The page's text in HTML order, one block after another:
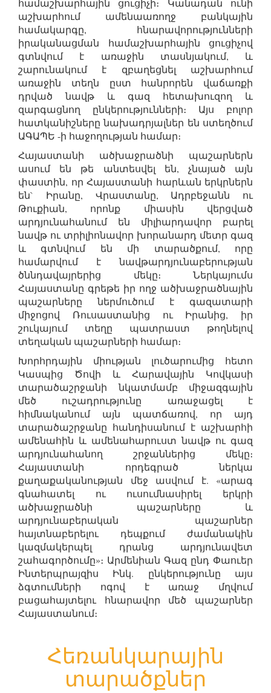
համաշխարհային ցուցիչի։ Կանադան ունի
աշխարհում ամենաառողջ բանկային
համակարգը, հնարավորությունների
իրականացման համաշխարհային ցուցիչով
գտնվում է առաջին տասնյակում, և
շարունակում է զբաղեցնել աշխարհում
առաջին տեղն ըստ հանրորեն վաճառքի
դրված նավթ և գազ հետախուզող և
զարգացնող ընկերությունների։ Այս բոլոր
հատկանիշները նախադրյալներ են ստեղծում
ԱԳԱՊԵ -ի հաջողության համար։
Հայաստանի ածխաջրածնի պաշարներն
ասում են թե անտեսվել են, չնայած այն
փաստին, որ Հայաստանի հարևան երկրներն
են` Իրանը, Վրաստանը, Ադրբեջանն ու
Թուքիան, որոնք միասին վերցված
արդյունահանում են միլիարդավոր բարել
նավթ ու տրիլիոնավոր խորանարդ մետր գազ
և գտնվում են մի տարածքում, որը
համարվում է նավթարդյունաբերության
ծննդավայրերից մեկը։ Ներկայումս
Հայաստանը գրեթե իր ողջ ածխաջրածնային
պաշարները ներմուծում է գազատարի
միջոցով Ռուսաստանից ու Իրանից, իր
շուկայում տեղը պատրաստ թողնելով
տեղական պաշարների համար։
Խորհրդային միության լուծարումից հետո
Կասպից Ծովի և Հարավային Կովկասի
տարածաշրջանի նկատմամբ միջազգային
մեծ ուշադրությունը առաջացել է
հիմնականում այն պատճառով, որ այդ
տարածաշրջանը հանդիսանում է աշխարհի
ամենահին և ամենահարուստ նավթ ու գազ
արդյունահանող շրջաններից մեկը։
Հայաստանի որդեգրած ներկա
քաղաքականության մեջ ասվում է. «արագ
գնահատել ու ուսումնասիրել երկրի
ածխաջրածնի պաշարները և
արդյունաբերական պաշարներ
հայտնաբերելու դեպքում ժամանակին
կազմակերպել դրանց արդյունավետ
շահագործումը»։ Արմենիան Գազ ընդ Փաուեր
Ինտերպրայզիս Ինկ. ընկերությունը այս
ձգտումների ոգով է առաջ մղվում
բացահայտելու հնարավոր մեծ պաշարներ
Հայաստանում։
Հեռանկարային
տարածքներ